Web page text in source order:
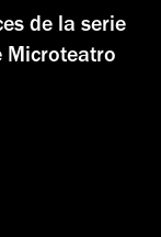
de la serie
Microteatro